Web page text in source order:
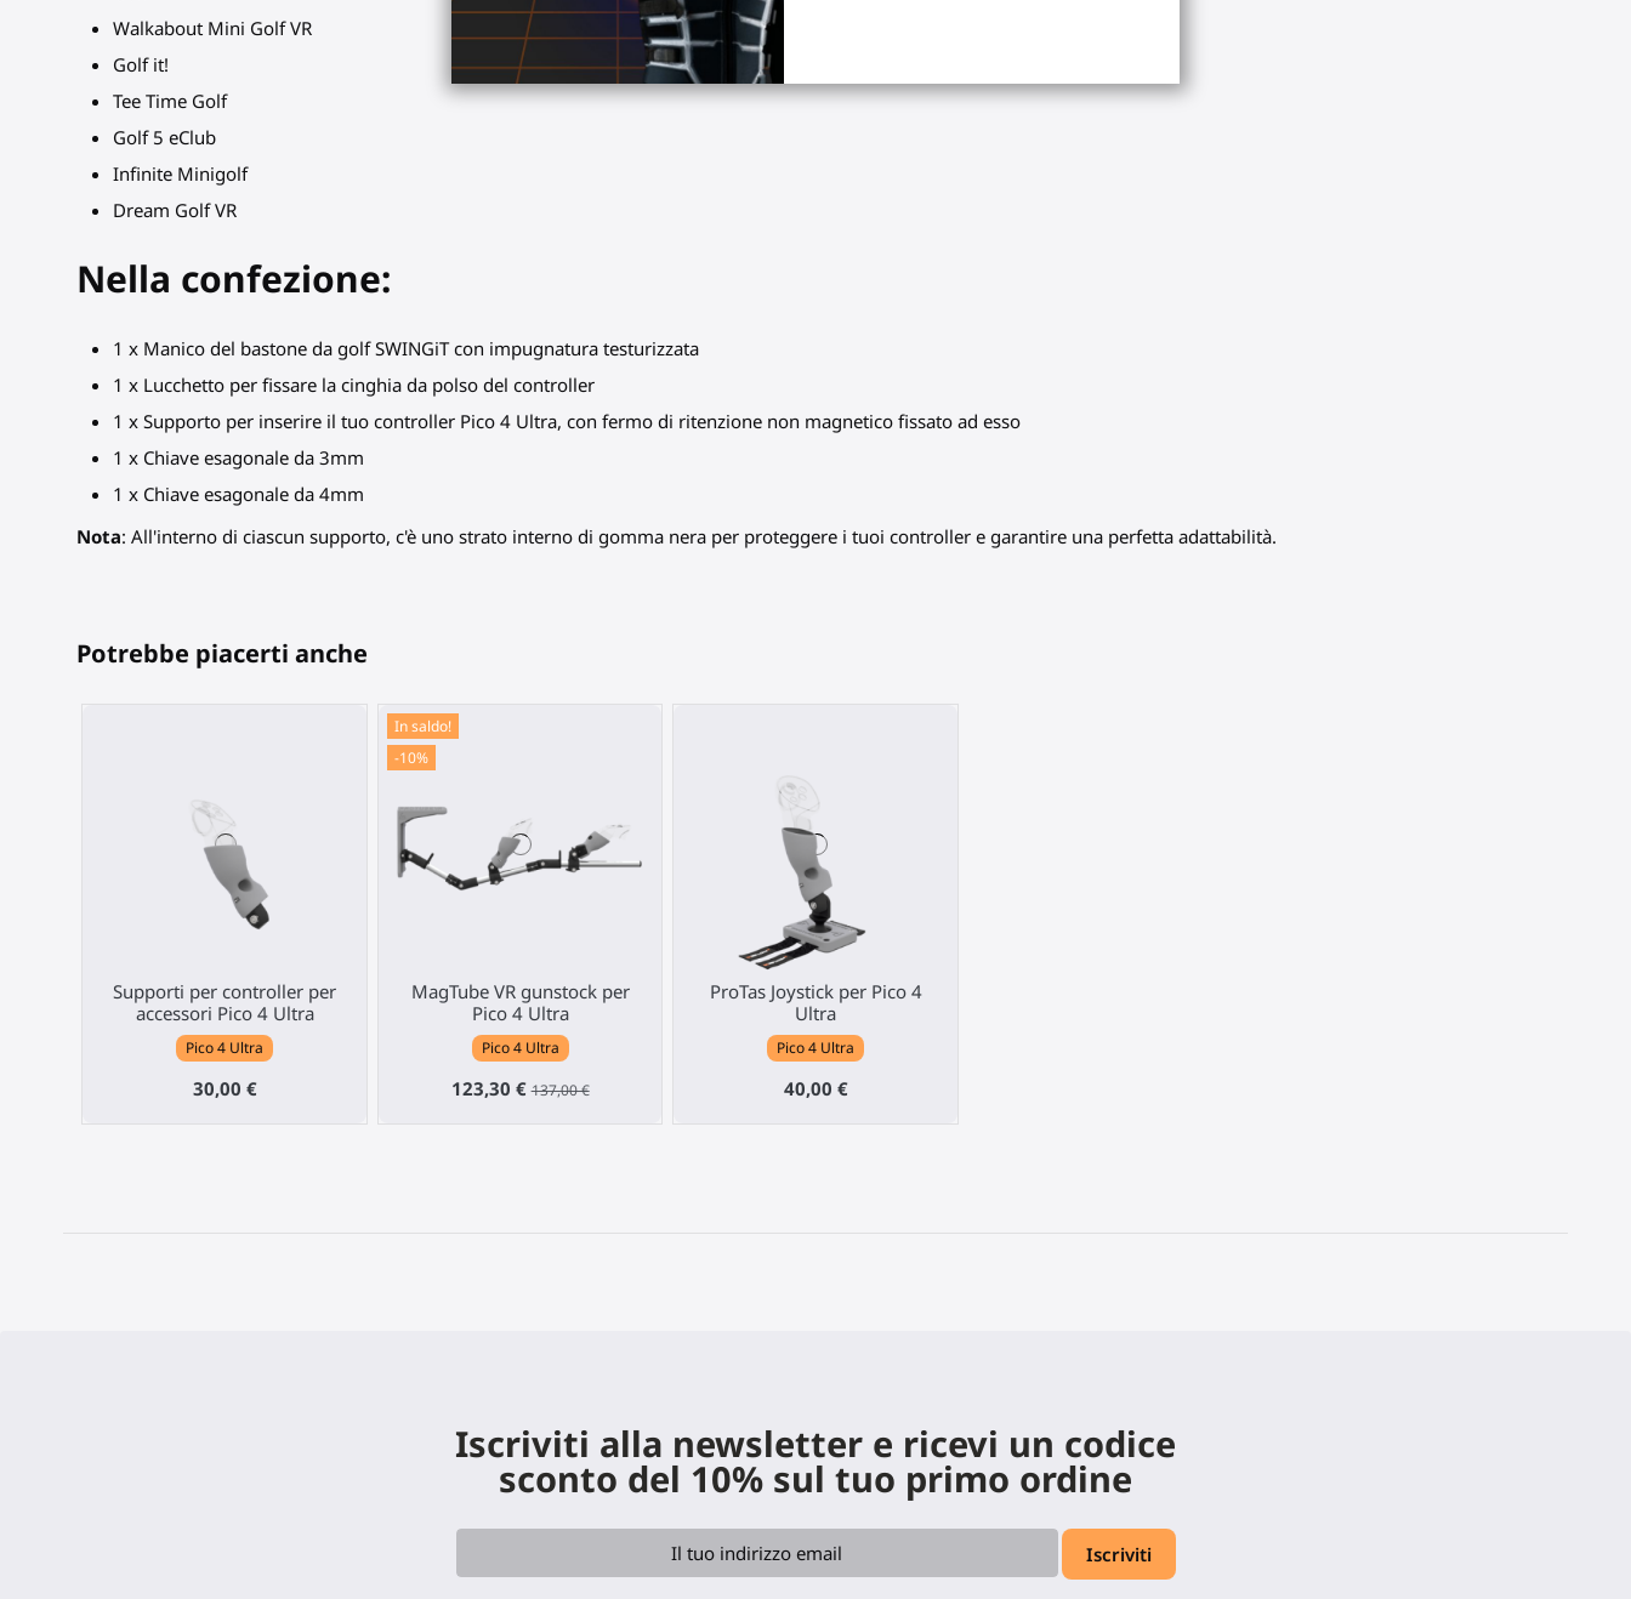
Walkabout Mini Golf VR
Golf it!
Tee Time Golf
Golf 5 eClub
Infinite Minigolf
Dream Golf VR
Nella confezione:
1 x Manico del bastone da golf SWINGiT con impugnatura testurizzata
1 x Lucchetto per fissare la cinghia da polso del controller
1 x Supporto per inserire il tuo controller Pico 4 Ultra, con fermo di ritenzione non magnetico fissato ad esso
1 x Chiave esagonale da 3mm
1 x Chiave esagonale da 4mm
Nota: All'interno di ciascun supporto, c'è uno strato interno di gomma nera per proteggere i tuoi controller e garantire una perfetta adattabilità.
Potrebbe piacerti anche
Supporti per controller per
accessori Pico 4 Ultra
Pico 4 Ultra
30,00 €
In saldo!
-10%
MagTube VR gunstock per
Pico 4 Ultra
Pico 4 Ultra
123,30 €137,00 €
ProTas Joystick per Pico 4
Ultra
Pico 4 Ultra
40,00 €
Iscriviti alla newsletter e ricevi un codice
sconto del 10% sul tuo primo ordine